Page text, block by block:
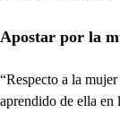
Apostar por la
“Respecto a la
aprendido de ella